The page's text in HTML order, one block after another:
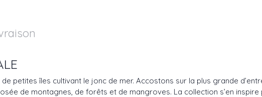
petites îles cultivant le jonc de mer. Accostons sur la plus grande
de montagnes, de forêts et de mangroves. La collection s’en